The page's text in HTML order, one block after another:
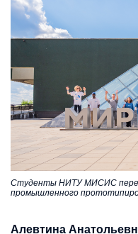
Студенты НИТУ МИСИС
промышленного
Алевтина